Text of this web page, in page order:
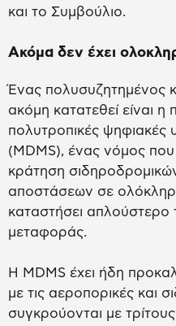
και το Συμβούλιο.
Ακόμα δεν έχει
Ένας πολυσυζητημένος
ακόμη κατατεθεί είναι η
πολυτροπικές ψηφιακές
(MDMS), ένας νόμος που
κράτηση
αποστάσεων σε
καταστήσει
μεταφοράς.
Η MDMS έχει ήδη
με τις αεροπορικές και
συγκρούονται με